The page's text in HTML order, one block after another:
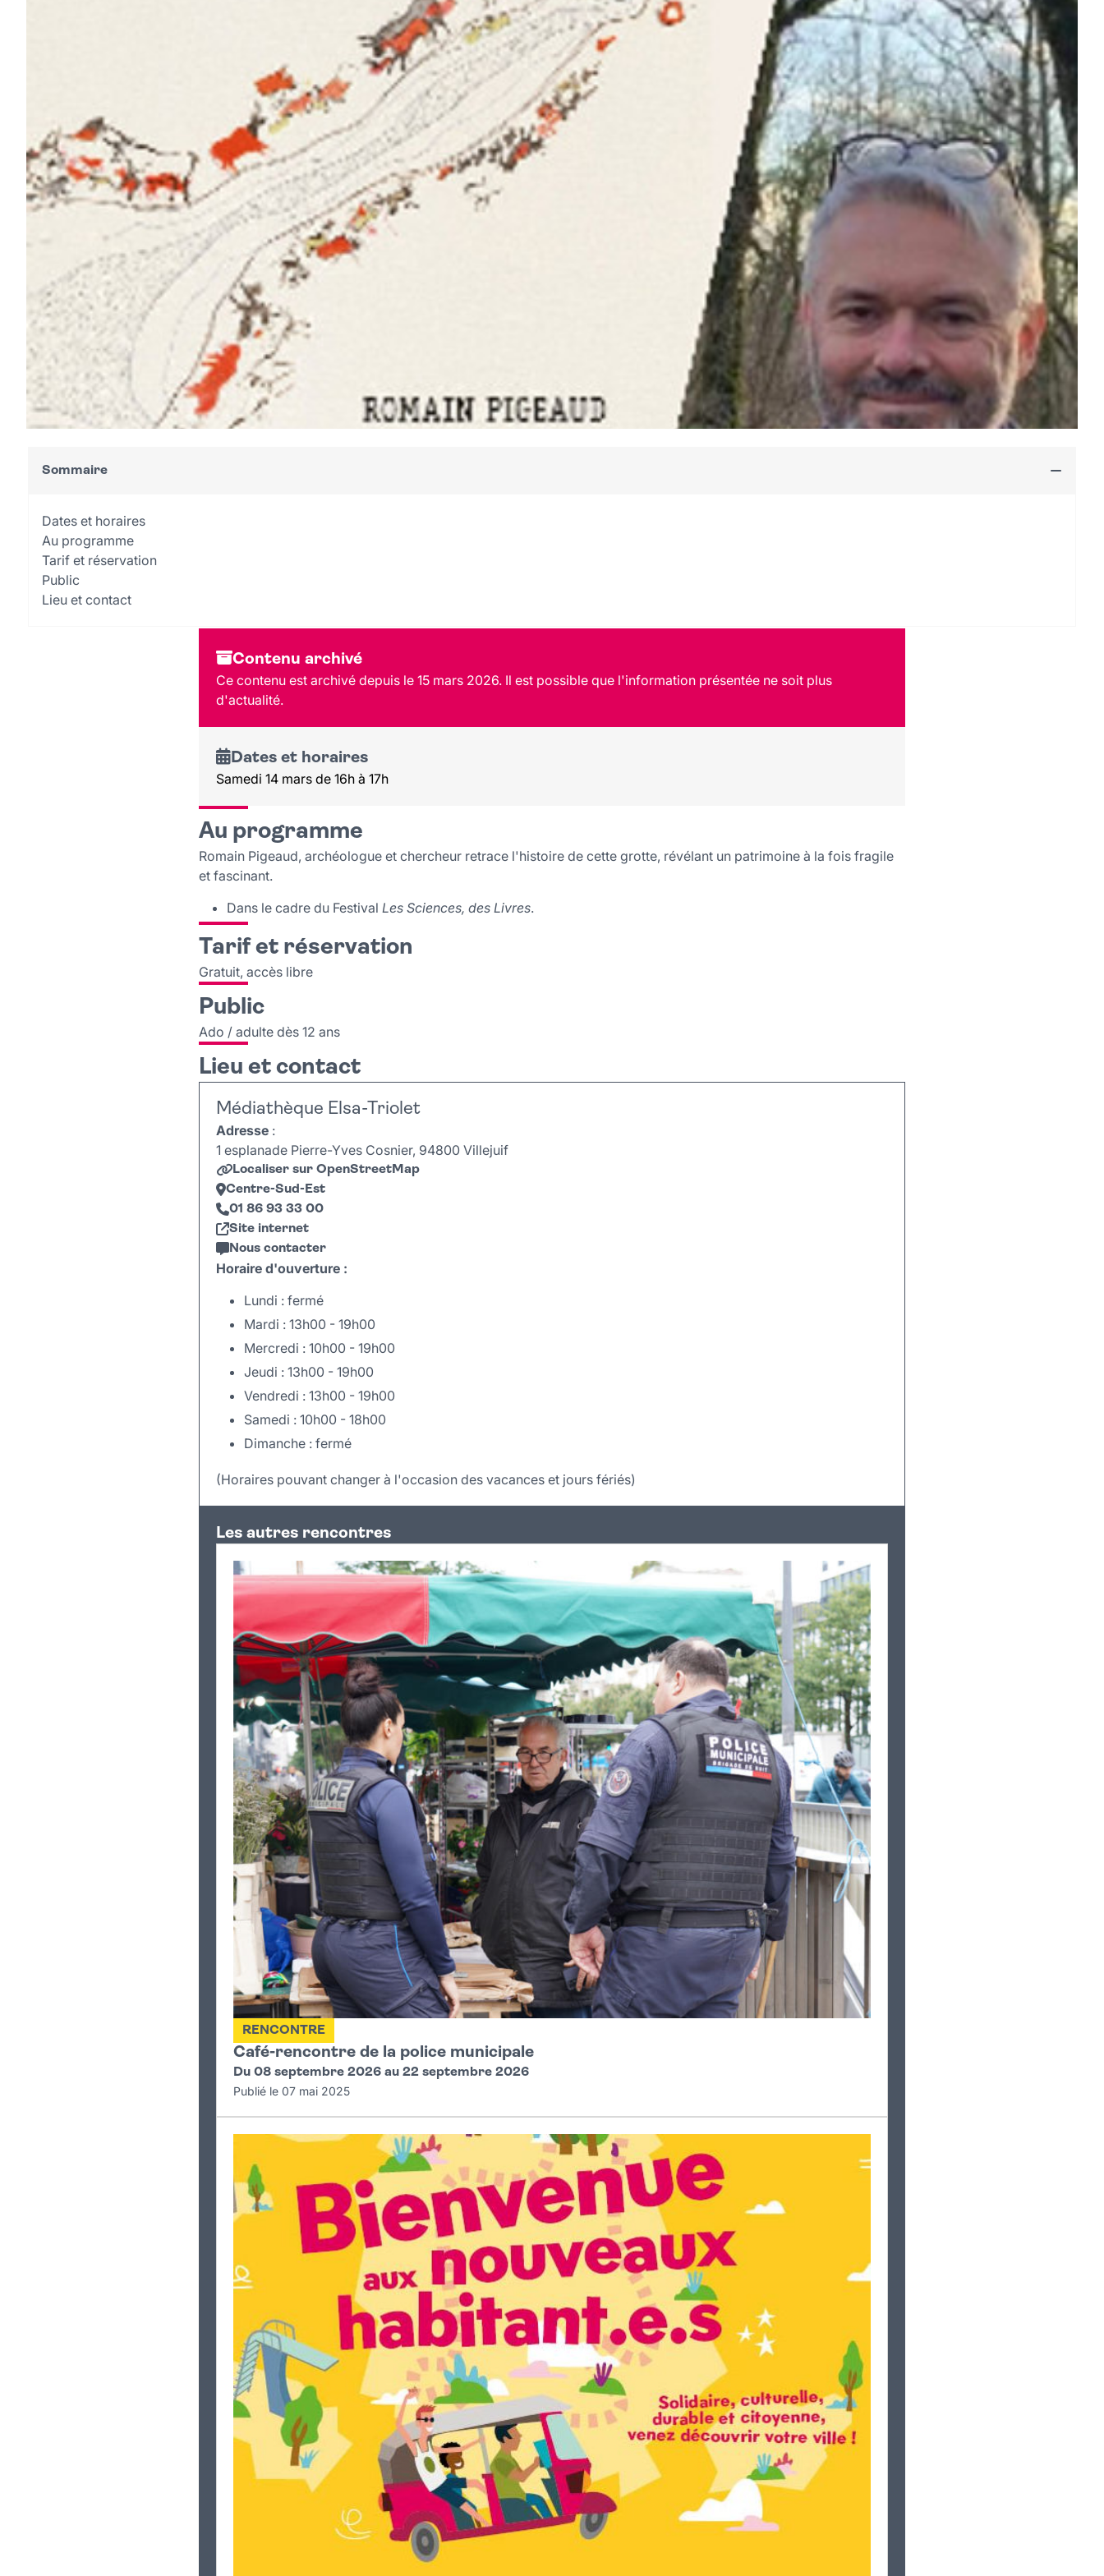
Sommaire
Dates et horaires
Au programme
Tarif et réservation
Public
Lieu et contact
Contenu archivé
Ce contenu est archivé depuis le 15 mars 2026. Il est possible que l'information présentée ne soit plus
d'actualité.
Dates et horaires
Samedi 14 mars de 16h à 17h
Au programme
Romain Pigeaud, archéologue et chercheur retrace l'histoire de cette grotte, révélant un patrimoine à la fois fragile
et fascinant.
Dans le cadre du Festival Les Sciences, des Livres.
Tarif et réservation
Gratuit, accès libre
Public
Ado / adulte dès 12 ans
Lieu et contact
Médiathèque Elsa-Triolet
Adresse :
1 esplanade Pierre-Yves Cosnier, 94800 Villejuif
Localiser sur OpenStreetMap
Centre-Sud-Est
01 86 93 33 00
Site internet
Nous contacter
Horaire d'ouverture :
Lundi : fermé
Mardi : 13h00 - 19h00
Mercredi : 10h00 - 19h00
Jeudi : 13h00 - 19h00
Vendredi : 13h00 - 19h00
Samedi : 10h00 - 18h00
Dimanche : fermé
(Horaires pouvant changer à l'occasion des vacances et jours fériés)
+
−
Les autres rencontres
Café-rencontre de la police municipale
RENCONTRE
Du 08 septembre 2026 au 22 septembre 2026
Publié le 07 mai 2025